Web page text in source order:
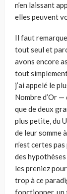
n’en laissant
elles peuvent
Il faut
tout seul et
avons encore
tout
j’ai appelé le
Nombre d’Or
que de deux
plus petite, du
de leur somme
n’est certes
des
les preniez
trop à ce